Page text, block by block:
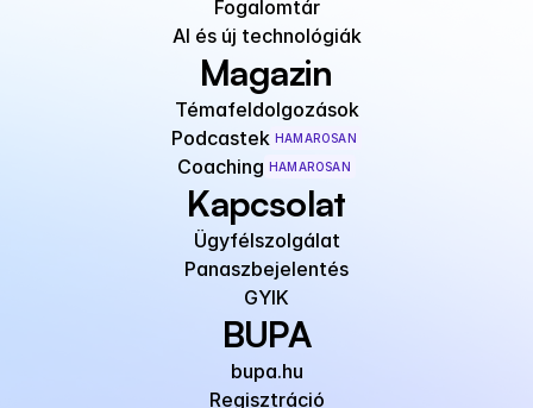
Fogalomtár
AI és új technológiák
Magazin
Témafeldolgozások
Podcastek HAMAROSAN
Coaching HAMAROSAN
Kapcsolat
Ügyfélszolgálat
Panaszbejelentés
GYIK
BUPA
bupa.hu
Regisztráció